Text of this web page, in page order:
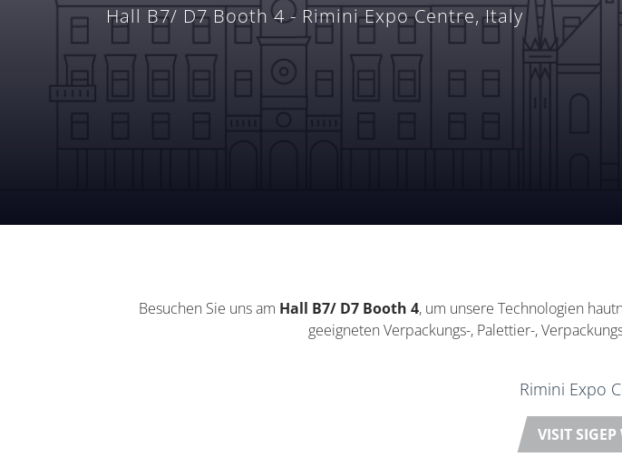
Hall B7/ D7 Booth 4 - Rimini Expo Centre, Italy
Besuchen Sie uns am Hall B7/ D7 Booth 4, um unsere Technologien
geeigneten Verpackungs-, Palettier-,
Rimini Expo
VISIT SIGEP